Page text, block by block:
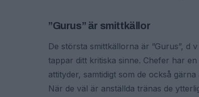
”Gurus” är smittkällor
De största smittkällorna är ”Gurus”,
tappar ditt kritiska sinne. Chefer har
attityder, samtidigt som de också
När de väl är anställda tränas de